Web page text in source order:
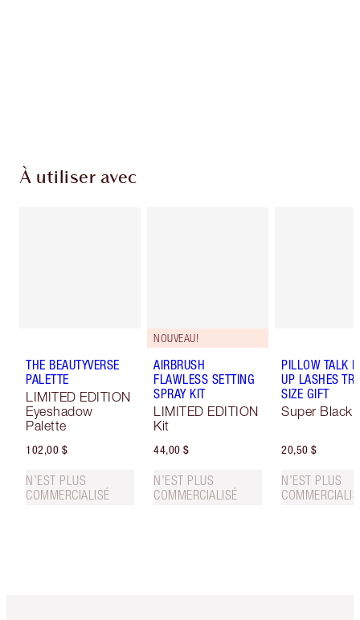
À utiliser avec
THE BEAUTYVERSE
PALETTE
LIMITED EDITION
Eyeshadow
Palette
102,00 $
N’EST PLUS
COMMERCIALISÉ
NOUVEAU!
AIRBRUSH
FLAWLESS SETTING
SPRAY KIT
LIMITED EDITION
Kit
44,00 $
N’EST PLUS
COMMERCIALISÉ
PILLOW TALK
UP LASHES
SIZE GIFT
Super Black
20,50 $
N’EST PLUS